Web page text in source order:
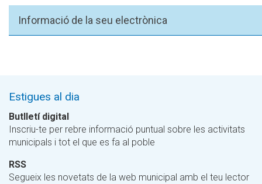
Informació de la seu electrònica
Estigues al dia
Butlletí digital
Inscriu-te per rebre informació puntual sobre les activitats
municipals i tot el que es fa al poble
RSS
Segueix les novetats de la web municipal amb el teu lector